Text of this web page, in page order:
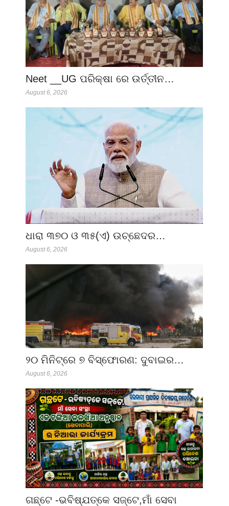
Neet __UG ପରିକ୍ଷା ରେ ଉର୍ତ୍ତୀନ…
August 6, 2026
ଧାରା ୩୭୦ ଓ ୩୫(ଏ) ଉଚ୍ଛେଦର…
August 6, 2026
୨୦ ମିନିଟ୍‌ରେ ୭ ବିସ୍ଫୋରଣ: ଦୁବାଇର…
August 6, 2026
ଗଛ୍‌ଟେ -ଭବିଷ୍ଯତ୍‌କେ ସଜ୍‌ଟେ,ମାଁ ସେବା